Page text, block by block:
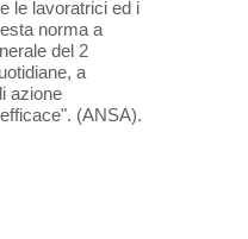
le lavoratrici ed i
norma a
del 2
a
azione
(ANSA).